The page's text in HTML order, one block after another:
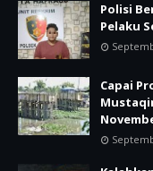
Polisi
Pelaku
Capai